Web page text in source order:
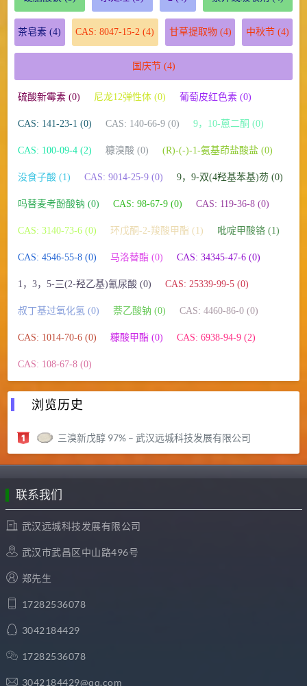
茶皂素 (4) CAS: 8047-15-2 (4) 甘草提取物(4) 中秋节(4)
国庆节(4)
硫酸新霉素 (0) 尼龙12弹性体 (0) 葡萄皮红色素 (0)
CAS: 141-23-1 (0) CAS: 140-66-9 (0) 9，10-蒽二酮 (0)
CAS: 100-09-4 (2) 糠溴酸 (0) (R)-(-)-1-氨基茚盐酸盐 (0)
没食子酸 (1) CAS: 9014-25-9 (0) 9，9-双(4羟基苯基)芴 (0)
吗替麦考酚酸钠 (0) CAS: 98-67-9 (0) CAS: 119-36-8 (0)
CAS: 3140-73-6 (0) 环戊酮-2-羧酸甲酯 (1) 吡啶甲酸铬 (1)
CAS: 4546-55-8 (0) 马洛替酯 (0) CAS: 34345-47-6 (0)
1，3，5-三(2-羟乙基)氰尿酸 (0) CAS: 25339-99-5 (0)
叔丁基过氧化氢 (0) 萘乙酸钠 (0) CAS: 4460-86-0 (0)
CAS: 1014-70-6 (0) 糠酸甲酯 (0) CAS: 6938-94-9 (2)
CAS: 108-67-8 (0)
浏览历史
三溴新戊醇 97% – 武汉远城科技发展有限公司
联系我们
武汉远城科技发展有限公司
武汉市武昌区中山路496号
郑先生
17282536078
3042184429
17282536078
3042184429@qq.com